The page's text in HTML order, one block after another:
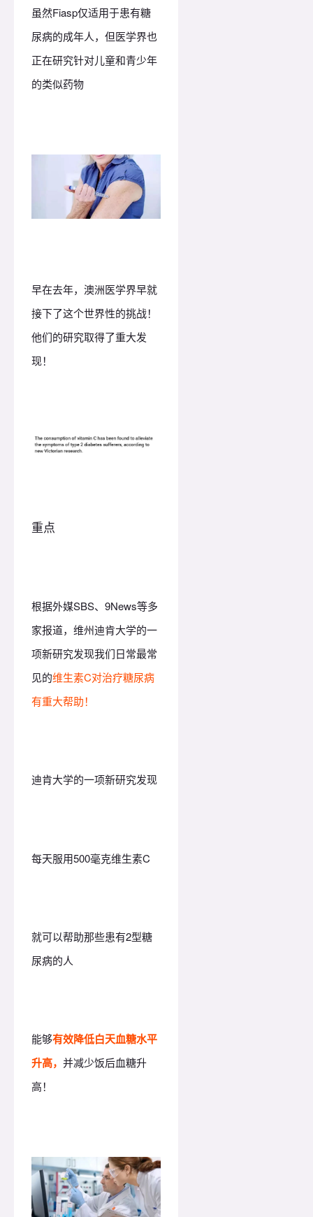
虽然Fiasp仅适用于患有糖
尿病的成年人，但医学界也
正在研究针对儿童和青少年
的类似药物
早在去年，澳洲医学界早就
接下了这个世界性的挑战！
他们的研究取得了重大发
现！
重点
根据外媒SBS、9News等多
家报道，维州迪肯大学的一
项新研究发现我们日常最常
见的维生素C对治疗糖尿病
有重大帮助！
迪肯大学的一项新研究发现
每天服用500毫克维生素C
就可以帮助那些患有2型糖
尿病的人
能够有效降低白天血糖水平
升高， 并减少饭后血糖升
高！